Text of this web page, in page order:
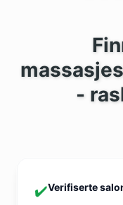
-
✔️Verifiserte